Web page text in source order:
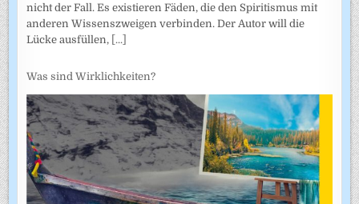
nicht der Fall. Es existieren Fäden, die den Spiritismus mit
anderen Wissenszweigen verbinden. Der Autor will die
Lücke ausfüllen, [...]
Was sind Wirklichkeiten?